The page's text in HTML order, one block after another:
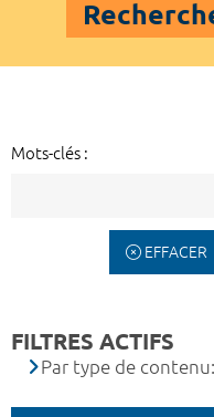
Mots-clés :
EFFACER
FILTRES ACTIFS
Par type de